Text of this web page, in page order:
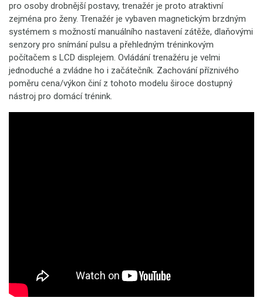
pro osoby drobnější postavy, trenažér je proto atraktivní
zejména pro ženy. Trenažér je vybaven magnetickým brzdným
systémem s možností manuálního nastavení zátěže, dlaňovými
senzory pro snímání pulsu a přehledným tréninkovým
počítačem s LCD displejem. Ovládání trenažéru je velmi
jednoduché a zvládne ho i začátečník. Zachování příznivého
poměru cena/výkon činí z tohoto modelu široce dostupný
nástroj pro domácí trénink.